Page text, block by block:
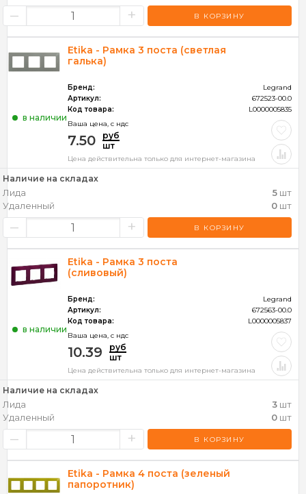
– + В КОРЗИНУ
Etika - Рамка 3 поста (светлая
галька)
Бренд:
Legrand
Артикул:
672523-00.0
Код товара:
L0000005835
Ваша цена, c ндс
7.50
руб
шт
в наличии
Цена действительна только для интернет-магазина
Наличие на складах
Лида 5 шт
Удаленный
0 шт
– + В КОРЗИНУ
Etika - Рамка 3 поста
(сливовый)
Бренд:
Legrand
Артикул:
672563-00.0
Код товара:
L0000005837
Ваша цена, c ндс
10.39
руб
шт
в наличии
Цена действительна только для интернет-магазина
Наличие на складах
Лида 3 шт
Удаленный
0 шт
– + В КОРЗИНУ
Etika - Рамка 4 поста (зеленый
папоротник)